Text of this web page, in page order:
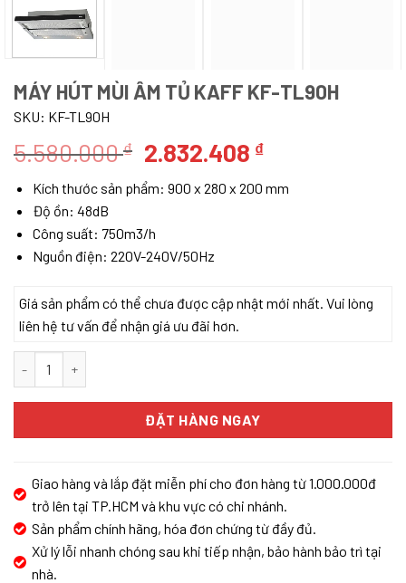
MÁY HÚT MÙI ÂM TỦ KAFF KF-TL90H
SKU: KF-TL90H
5.580.000₫ Giá
gốc
là:
5.580.000 ₫.
2.832.408 ₫Giá
tại
Kích thước sản phẩm: 900 x 280 x 200 mm
Độ ồn: 48dB
Công suất: 750m3/h
Nguồn điện: 220V-240V/50Hz
Giá sản phẩm có thể chưa được cập nhật mới nhất. Vui lòng
liên hệ tư vấn để nhận giá ưu đãi hơn.
ĐẶT HÀNG NGAY
Giao hàng và lắp đặt miễn phí cho đơn hàng từ 1.000.000đ
trở lên tại TP.HCM và khu vực có chi nhánh.
Sản phẩm chính hãng, hóa đơn chứng từ đầy đủ.
Xử lý lỗi nhanh chóng sau khi tiếp nhận, bảo hành bảo trì tại
nhà.